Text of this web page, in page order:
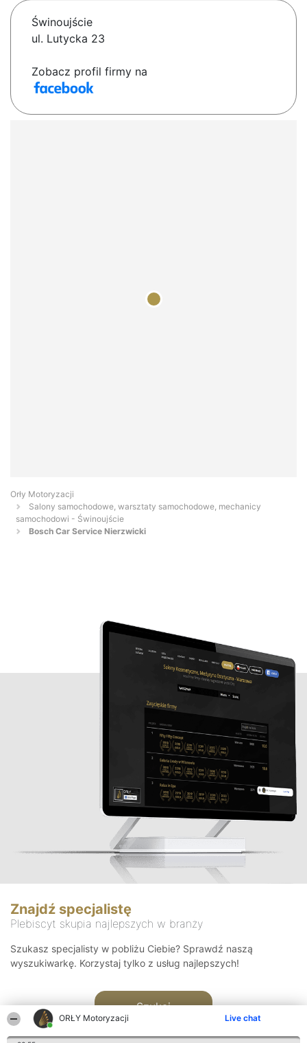
ORŁY Motoryzacji Live chat
Świnoujście
ul. Lutycka 23
Zobacz profil firmy na
Orły Motoryzacji
Salony samochodowe, warsztaty samochodowe, mechanicy
samochodowi - Świnoujście
Bosch Car Service Nierzwicki
Znajdź specjalistę
Plebiscyt skupia najlepszych w branży
Szukasz specjalisty w pobliżu Ciebie? Sprawdź naszą
wyszukiwarkę. Korzystaj tylko z usług najlepszych!
Szukaj